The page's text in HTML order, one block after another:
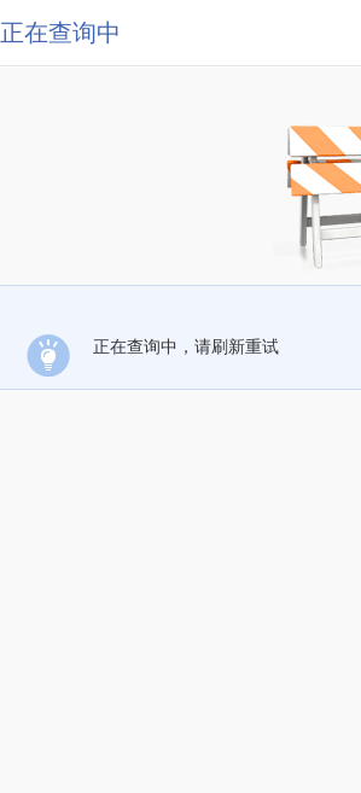
正在查询中
正在查询中，请刷新重试